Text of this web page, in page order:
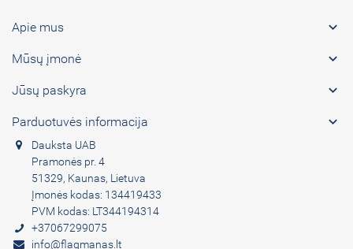
Apie mus 
Mūsų įmonė 
Jūsų paskyra 
Parduotuvės informacija 
Dauksta UAB
Pramonės pr. 4
51329, Kaunas, Lietuva
Įmonės kodas: 134419433
PVM kodas: LT344194314
+37067299075
info@flagmanas.lt